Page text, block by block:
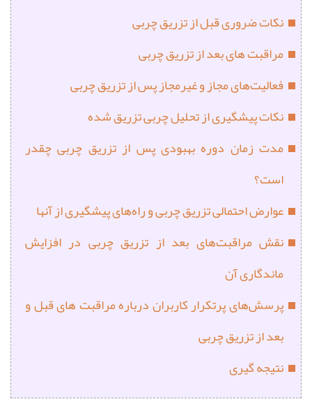
نکات ضروری قبل از تزریق چربی
مراقبت های بعد از تزریق چربی
فعالیت‌های مجاز و غیرمجاز پس از تزریق چربی
نکات پیشگیری از تحلیل چربی تزریق‌ شده
مدت زمان دوره بهبودی پس از تزریق چربی چقدر
است؟
عوارض احتمالی تزریق چربی و راه‌های پیشگیری از آنها
نقش مراقبت‌های بعد از تزریق چربی در افزایش
ماندگاری آن
پرسش‌های پرتکرار کاربران درباره مراقبت های قبل و
بعد از تزریق چربی
نتیجه‌ گیری